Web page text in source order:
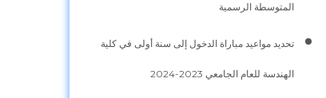
المتوسطة الرسمية
تحديد مواعيد مباراة الدخول إلى سنة أولى في كلية
الهندسة للعام الجامعي 2023-2024